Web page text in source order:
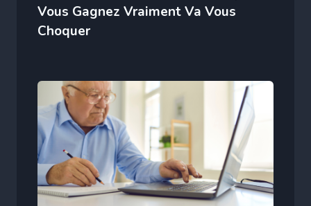
Vous Gagnez Vraiment Va Vous
Choquer